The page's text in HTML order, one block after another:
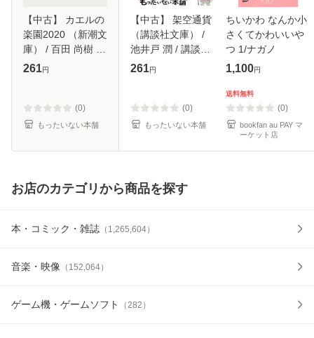
【中古】 カエルの
楽園2020 （新潮文
庫） / 百田 尚樹 /
新潮社 [文庫]【メ
261円
(0)
もったいない本舗
【中古】 架空通貨
（講談社文庫） /
池井戸 潤 / 講談社
[文庫]【メール便送
261円
(0)
もったいない本舗
ちいかわ なんか小
さくてかわいいや
つ 1/ナガノ
1,100円
送料無料
(0)
bookfan au PAY マ
ーケット店
お店のカテゴリから商品を探す
本・コミック・雑誌 （ 1,265,604）
音楽・映像 （ 152,064）
ゲーム機・ゲームソフト （282 ）